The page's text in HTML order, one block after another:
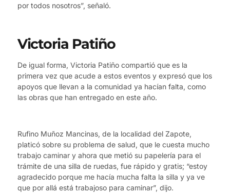
por todos nosotros”, señaló.
Victoria Patiño
De igual forma, Victoria Patiño compartió que es la
primera vez que acude a estos eventos y expresó que los
apoyos que llevan a la comunidad ya hacían falta, como
las obras que han entregado en este año.
Rufino Muñoz Mancinas, de la localidad del Zapote,
platicó sobre su problema de salud, que le cuesta mucho
trabajo caminar y ahora que metió su papelería para el
trámite de una silla de ruedas, fue rápido y gratis; “estoy
agradecido porque me hacía mucha falta la silla y ya ve
que por allá está trabajoso para caminar”, dijo.